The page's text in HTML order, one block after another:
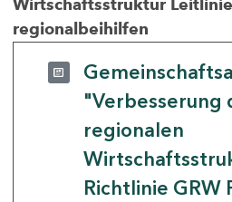
Wirtschaftsstruktur
regionalbeihilfen
"Verbesserung
regionalen
Richtlinie GRW